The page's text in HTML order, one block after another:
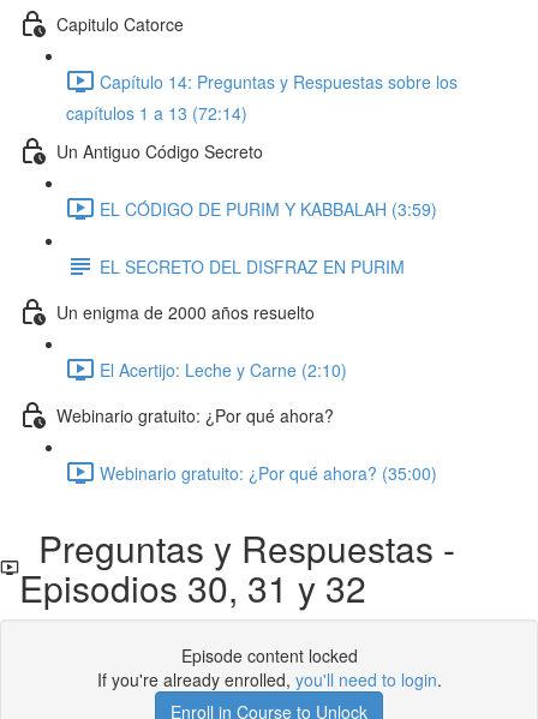
Capitulo Catorce
Capítulo 14: Preguntas y Respuestas sobre los
capítulos 1 a 13 (72:14)
Un Antiguo Código Secreto
EL CÓDIGO DE PURIM Y KABBALAH (3:59)
EL SECRETO DEL DISFRAZ EN PURIM
Un enigma de 2000 años resuelto
El Acertijo: Leche y Carne (2:10)
Webinario gratuito: ¿Por qué ahora?
Webinario gratuito: ¿Por qué ahora? (35:00)
Preguntas y Respuestas -
Episodios 30, 31 y 32
Episode content locked
If you're already enrolled, you'll need to login.
Enroll in Course to Unlock